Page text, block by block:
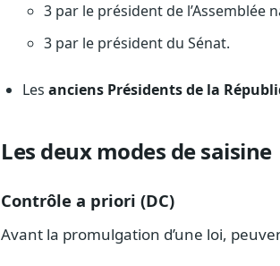
3 par le président de l’Assemblée
3 par le président du Sénat.
Les anciens Présidents de la
Les deux modes de saisine
Contrôle a priori (DC)
Avant la promulgation d’une loi,